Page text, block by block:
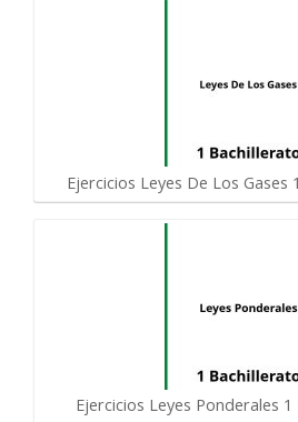
Ejercicios Leyes De Los Gases
Ejercicios Leyes Ponderales